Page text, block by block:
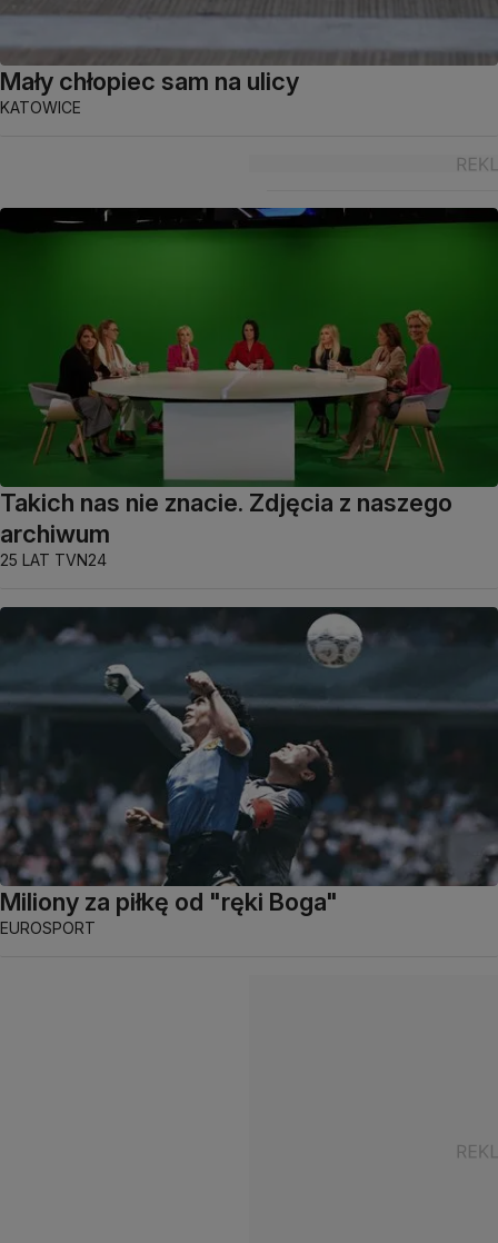
Mały chłopiec sam na ulicy
KATOWICE
Takich nas nie znacie. Zdjęcia z naszego
archiwum
25 LAT TVN24
Miliony za piłkę od "ręki Boga"
EUROSPORT